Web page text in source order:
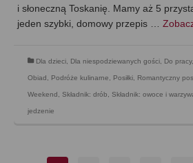
i słoneczną Toskanię. Mamy aż 5
jeden szybki, domowy przepis …
Dla dzieci Dla niespodziewanych gości Do pracy,
Obiad Podróże kulinarne Posiłki Romantyczny
Weekend Składnik: drób Składnik: owoce i
jedzenie